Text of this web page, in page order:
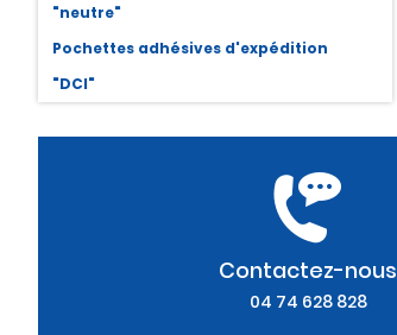
"neutre"
Pochettes adhésives d'expédition
"DCI"
Contactez-nous
04 74 628 828